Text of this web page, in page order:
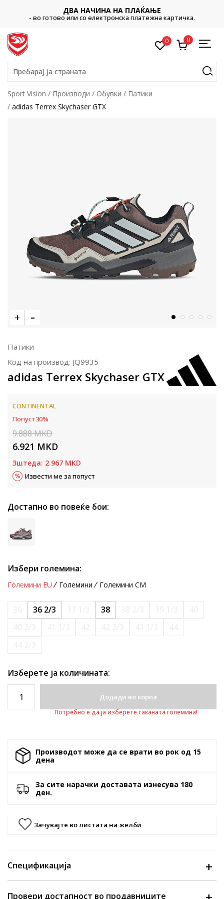
ДВА НАЧИНА НА ПЛАЌАЊЕ
- во готово или со електронска платежна картичка.
0 0
Пребарај ја страната
Sport Vision Производи Обувки
Патики
adidas Terrex Skychaser GTX
Патики
Код на производ: JQ9935
adidas Terrex Skychaser GTX
CONTINENTAL
Попуст30%
9.888MKD
6.921 MKD
Зштеда: 2.967 MKD
Извести ме за попуст
Достапно во повеќе бои:
Избери големина:
Големини EU Големини Големини CM
36 2/3 38
Изберете ја количината:
Додади во корпа
Потребно е да ја изберете саканата големина!
Производот може да се врати во рок од 15
денa
За сите нарачки доставата изнесува 180
ден.
Зачувајте во листата на желби
Спецификација
Провери достапност во продавниците